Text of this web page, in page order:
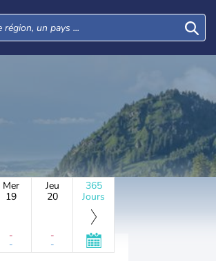
Mer
19
-
-
Jeu
20
-
-
365
Jours